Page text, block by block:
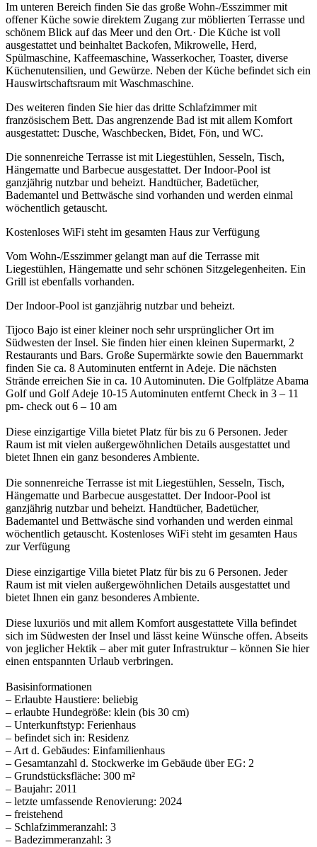
Im unteren Bereich finden Sie das große Wohn-/Esszimmer mit
offener Küche sowie direktem Zugang zur möblierten Terrasse und
schönem Blick auf das Meer und den Ort.· Die Küche ist voll
ausgestattet und beinhaltet Backofen, Mikrowelle, Herd,
Spülmaschine, Kaffeemaschine, Wasserkocher, Toaster, diverse
Küchenutensilien, und Gewürze. Neben der Küche befindet sich ein
Hauswirtschaftsraum mit Waschmaschine.
Des weiteren finden Sie hier das dritte Schlafzimmer mit
französischem Bett. Das angrenzende Bad ist mit allem Komfort
ausgestattet: Dusche, Waschbecken, Bidet, Fön, und WC.
Die sonnenreiche Terrasse ist mit Liegestühlen, Sesseln, Tisch,
Hängematte und Barbecue ausgestattet. Der Indoor-Pool ist
ganzjährig nutzbar und beheizt. Handtücher, Badetücher,
Bademantel und Bettwäsche sind vorhanden und werden einmal
wöchentlich getauscht.
Kostenloses WiFi steht im gesamten Haus zur Verfügung
Vom Wohn-/Esszimmer gelangt man auf die Terrasse mit
Liegestühlen, Hängematte und sehr schönen Sitzgelegenheiten. Ein
Grill ist ebenfalls vorhanden.
Der Indoor-Pool ist ganzjährig nutzbar und beheizt.
Tijoco Bajo ist einer kleiner noch sehr ursprünglicher Ort im
Südwesten der Insel. Sie finden hier einen kleinen Supermarkt, 2
Restaurants und Bars. Große Supermärkte sowie den Bauernmarkt
finden Sie ca. 8 Autominuten entfernt in Adeje. Die nächsten
Strände erreichen Sie in ca. 10 Autominuten. Die Golfplätze Abama
Golf und Golf Adeje 10-15 Autominuten entfernt Check in 3 – 11
pm- check out 6 – 10 am
Diese einzigartige Villa bietet Platz für bis zu 6 Personen. Jeder
Raum ist mit vielen außergewöhnlichen Details ausgestattet und
bietet Ihnen ein ganz besonderes Ambiente.
Die sonnenreiche Terrasse ist mit Liegestühlen, Sesseln, Tisch,
Hängematte und Barbecue ausgestattet. Der Indoor-Pool ist
ganzjährig nutzbar und beheizt. Handtücher, Badetücher,
Bademantel und Bettwäsche sind vorhanden und werden einmal
wöchentlich getauscht. Kostenloses WiFi steht im gesamten Haus
zur Verfügung
Diese einzigartige Villa bietet Platz für bis zu 6 Personen. Jeder
Raum ist mit vielen außergewöhnlichen Details ausgestattet und
bietet Ihnen ein ganz besonderes Ambiente.
Diese luxuriös und mit allem Komfort ausgestattete Villa befindet
sich im Südwesten der Insel und lässt keine Wünsche offen. Abseits
von jeglicher Hektik – aber mit guter Infrastruktur – können Sie hier
einen entspannten Urlaub verbringen.
Basisinformationen
– Erlaubte Haustiere: beliebig
– erlaubte Hundegröße: klein (bis 30 cm)
– Unterkunftstyp: Ferienhaus
– befindet sich in: Residenz
– Art d. Gebäudes: Einfamilienhaus
– Gesamtanzahl d. Stockwerke im Gebäude über EG: 2
– Grundstücksfläche: 300 m²
– Baujahr: 2011
– letzte umfassende Renovierung: 2024
– freistehend
– Schlafzimmeranzahl: 3
– Badezimmeranzahl: 3